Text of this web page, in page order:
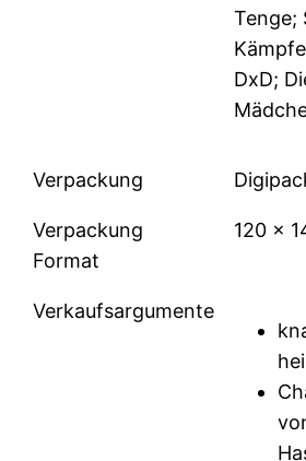
Tenge;
DxD;
Verpackung
Verpackung
Format
120 x
Verkaufsargumente